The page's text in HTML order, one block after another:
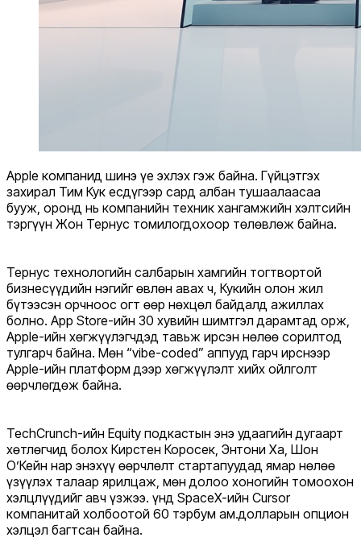
Apple компанид шинэ үе эхлэх гэж байна. Гүйцэтгэх
захирал Тим Кук есдүгээр сард албан тушаалаасаа
бууж, оронд нь компанийн техник хангамжийн хэлтсийн
тэргүүн Жон Тернус томилогдохоор төлөвлөж байна.
Тернус технологийн салбарын хамгийн тогтвортой
бизнесүүдийн нэгийг өвлөн авах ч, Кукийн олон жил
бүтээсэн орчноос огт өөр нөхцөл байдалд ажиллах
болно. App Store-ийн 30 хувийн шимтгэл дарамтад орж,
Apple-ийн хөгжүүлэгчдэд тавьж ирсэн нөлөө сорилтод
тулгарч байна. Мөн “vibe-coded” аппууд гарч ирснээр
Apple-ийн платформ дээр хөгжүүлэлт хийх ойлголт
өөрчлөгдөж байна.
TechCrunch-ийн Equity подкастын энэ удаагийн дугаарт
хөтлөгчид болох Кирстен Коросек, Энтони Ха, Шон
О’Кейн нар энэхүү өөрчлөлт стартапуудад ямар нөлөө
үзүүлэх талаар ярилцаж, мөн долоо хоногийн томоохон
хэлцлүүдийг авч үзжээ. Үүнд SpaceX-ийн Cursor
компанитай холбоотой 60 тэрбум ам.долларын опцион
хэлцэл багтсан байна.